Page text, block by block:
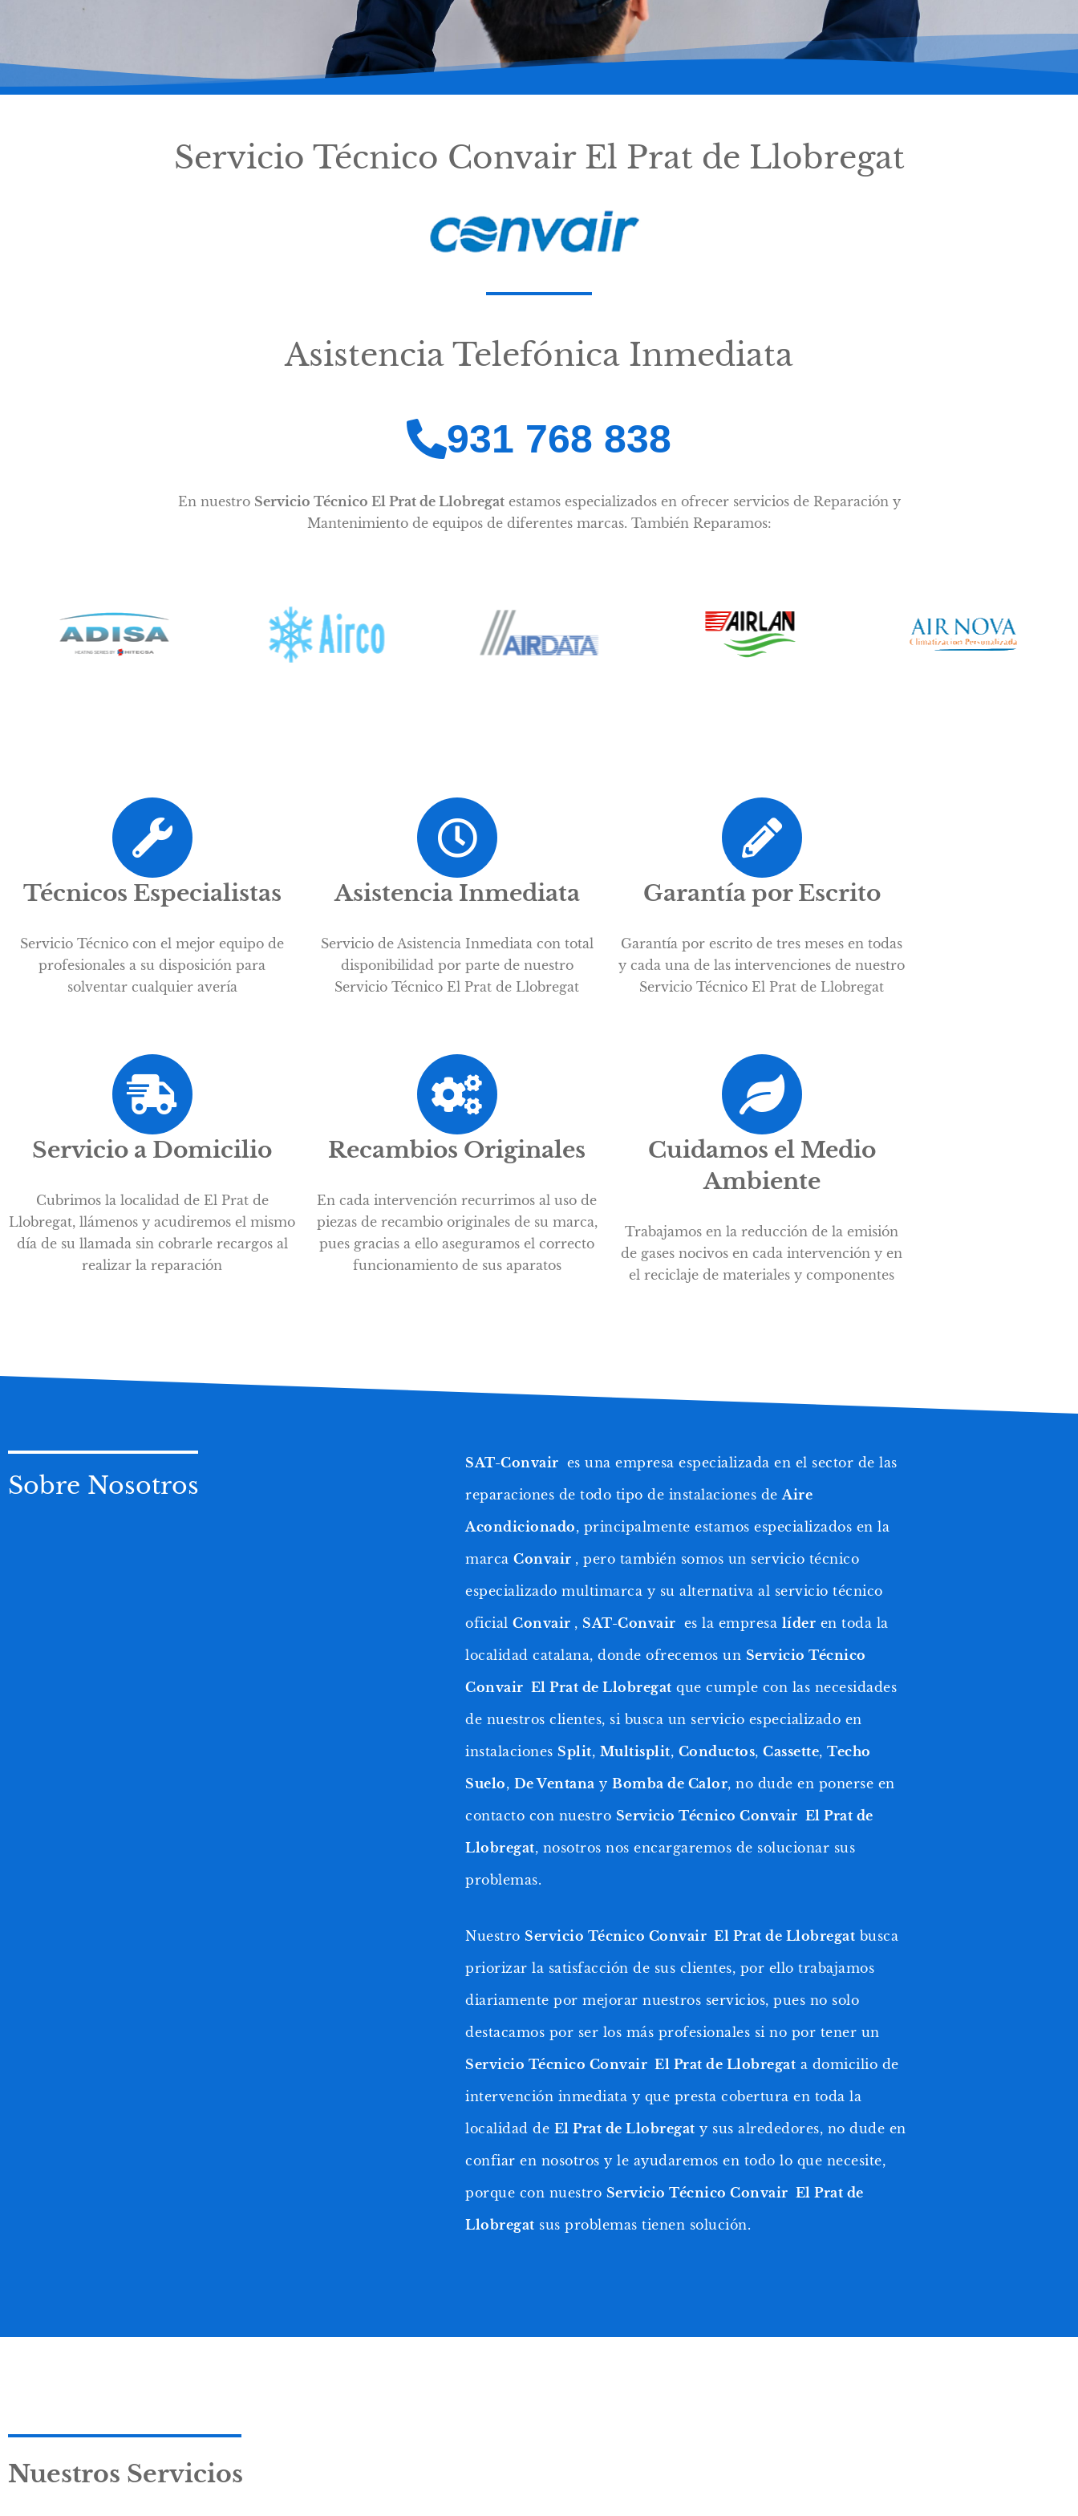
Servicio Técnico Convair El Prat de Llobregat
Asistencia Telefónica Inmediata
931 768 838
En nuestro Servicio Técnico El Prat de Llobregatestamos especializados en ofrecer servicios de Reparación y
Mantenimiento de equipos de diferentes marcas. También Reparamos:
Técnicos Especialistas
Servicio Técnico con el mejor equipo de
profesionales a su disposición para
solventar cualquier avería
Asistencia Inmediata
Servicio de Asistencia Inmediata con total
disponibilidad por parte de nuestro
Servicio Técnico El Prat de Llobregat
Garantía por Escrito
Garantía por escrito de tres meses en todas
y cada una de las intervenciones de nuestro
Servicio Técnico El Prat de Llobregat
Servicio a Domicilio
Cubrimos la localidad de El Prat de
Llobregat, llámenos y acudiremos el mismo
día de su llamada sin cobrarle recargos al
realizar la reparación
Recambios Originales
En cada intervención recurrimos al uso de
piezas de recambio originales de su marca,
pues gracias a ello aseguramos el correcto
funcionamiento de sus aparatos
Cuidamos el Medio
Ambiente
Trabajamos en la reducción de la emisión
de gases nocivos en cada intervención y en
el reciclaje de materiales y componentes
Sobre Nosotros
SAT-Convair es una empresa especializada en el sector de las
reparaciones de todo tipo de instalaciones de Aire
Acondicionado, principalmente estamos especializados en la
marca Convair , pero también somos un servicio técnico
especializado multimarca y su alternativa al servicio técnico
oficial Convair , SAT-Convair es la empresa líder en toda la
localidad catalana, donde ofrecemos un Servicio Técnico
Convair El Prat de Llobregat que cumple con las necesidades
de nuestros clientes, si busca un servicio especializado en
instalaciones Split, Multisplit, Conductos, Cassette, Techo
Suelo, De Ventana y Bomba de Calor, no dude en ponerse en
contacto con nuestro Servicio Técnico Convair El Prat de
Llobregat, nosotros nos encargaremos de solucionar sus
problemas.
Nuestro Servicio Técnico Convair El Prat de Llobregat busca
priorizar la satisfacción de sus clientes, por ello trabajamos
diariamente por mejorar nuestros servicios, pues no solo
destacamos por ser los más profesionales si no por tener un
Servicio Técnico Convair El Prat de Llobregat a domicilio de
intervención inmediata y que presta cobertura en toda la
localidad de El Prat de Llobregat y sus alrededores, no dude en
confiar en nosotros y le ayudaremos en todo lo que necesite,
porque con nuestro Servicio Técnico Convair El Prat de
Llobregat sus problemas tienen solución.
Nuestros Servicios